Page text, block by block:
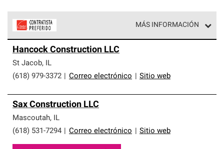
MÁS INFORMACIÓN
parte de una red exclusiva de profesionales de techos
que cumplen con altos estándares y requisitos estrictos
de profesionalismo y confiabilidad.
Hancock Construction LLC
St Jacob, IL
(618) 979-3372
Correo electrónico Sitio web
Sax Construction LLC
Mascoutah, IL
(618) 531-7294
Correo electrónico Sitio web